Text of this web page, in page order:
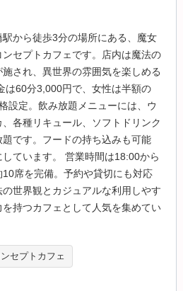
から徒歩3分の場所にある、魔女
セプトカフェです。店内は魔法の
され、異世界の雰囲気を楽しめる
は60分3,000円で、女性は半額の
設定。飲み放題メニューには、ウ
各種リキュール、ソフトドリンク
です。フードの持ち込みも可能
ています。 営業時間は18:00から
席を完備。予約や貸切にも対応
世界観とカジュアルな利用しやす
持つカフェとして人気を集めてい
ンセプトカフェ